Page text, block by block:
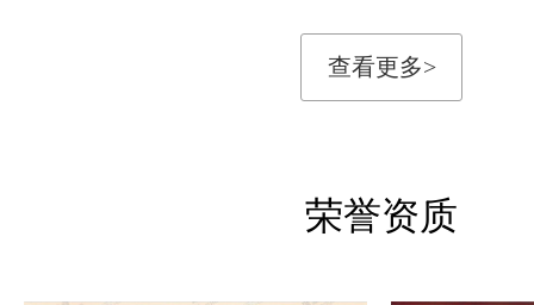
查看更多>
荣誉资质